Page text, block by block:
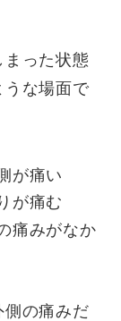
った状態
うな場面で
が痛い
が痛む
痛みがなか
側の痛みだ